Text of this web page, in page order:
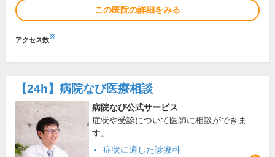
この医院の詳細をみる
アクセス数※
【24h】 病院なび医療相談
病院なび公式サービス
症状や受診について医師に相談ができま
す。
症状に適した診療科